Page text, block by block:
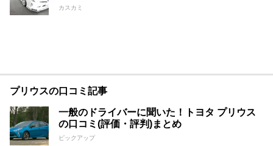
カスカミ
プリウスの口コミ記事
一般のドライバーに聞いた！トヨタ プリウス
の口コミ(評価・評判)まとめ
ピックアップ